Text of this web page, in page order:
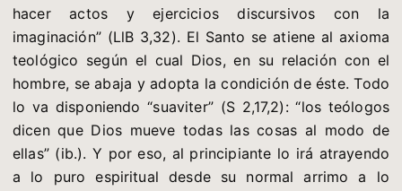
hacer actos y ejercicios discursivos con la
imaginación” (LlB 3,32). El Santo se atiene al axioma
teológico según el cual Dios, en su relación con el
hombre, se abaja y adopta la condición de éste. Todo
lo va disponiendo “suaviter” (S 2,17,2): “los teólogos
dicen que Dios mueve todas las cosas al modo de
ellas” (ib.). Y por eso, al principiante lo irá atrayendo
a lo puro espiritual desde su normal arrimo a lo